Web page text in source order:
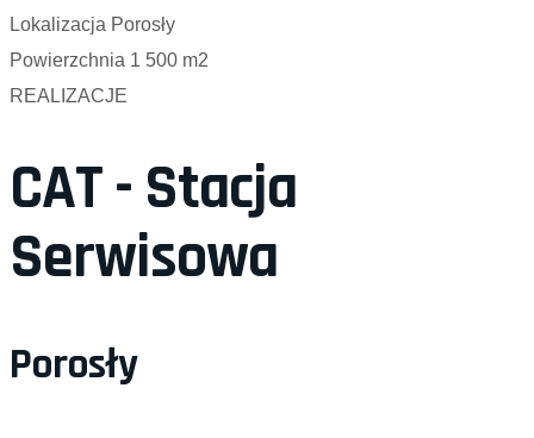
Lokalizacja Porosły
Powierzchnia 1 500 m2
REALIZACJE
CAT - Stacja
Serwisowa
Porosły